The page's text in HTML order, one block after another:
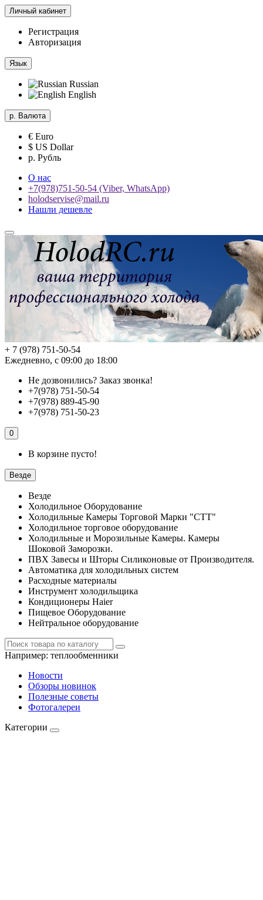
Личный кабинет
Регистрация
Авторизация
Язык
Russian
English
р. Валюта
€ Euro
$ US Dollar
р. Рубль
О нас
+7(978)751-50-54 (Viber, WhatsApp)
holodservise@mail.ru
Нашли дешевле
+ 7 (978) 751-50-54
Ежедневно, с 09:00 до 18:00
Не дозвонились? Заказ звонка!
+7(978) 751-50-54
+7(978) 889-45-90
+7(978) 751-50-23
0
В корзине пусто!
Везде
Везде
Холодильное Оборудование
Холодильные Камеры Торговой Марки "СТТ"
Холодильное торговое оборудование
Холодильные и Морозильные Камеры. Камеры
Шоковой Заморозки.
ПВХ Завесы и Шторы Силиконовые от Производителя.
Автоматика для холодильных систем
Расходные материалы
Инструмент холодильщика
Кондиционеры Haier
Пищевое Оборудование
Нейтральное оборудование
Например: теплообменники
Новости
Обзоры новинок
Полезные советы
Фотогалереи
Категории